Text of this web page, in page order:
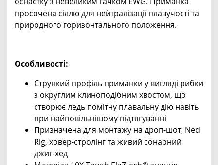
просочена сіллю для нейтралізації плавучості та
природного горизонтального положення.
Особливості:
Стрункий профіль приманки у вигляді рибки
з округлим клиноподібним хвостом, що
створює ледь помітну плавальну дію навіть
при найповільнішому підтягуванні
Призначена для монтажу на дроп-шот, Ned
Rig, ховер-стролінг та живий сонарний
джиг-хед